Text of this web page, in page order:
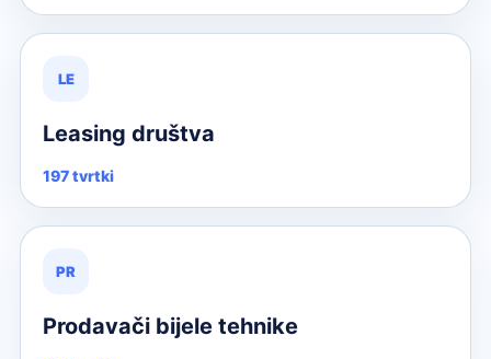
LE
Leasing društva
197 tvrtki
PR
Prodavači bijele tehnike